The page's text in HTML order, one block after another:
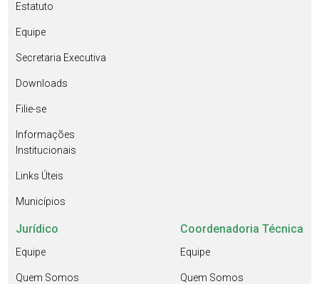
Estatuto
Equipe
Secretaria Executiva
Downloads
Filie-se
Informações
Institucionais
Links Úteis
Municípios
Jurídico
Equipe
Quem Somos
Coordenadoria Técnica
Equipe
Quem Somos